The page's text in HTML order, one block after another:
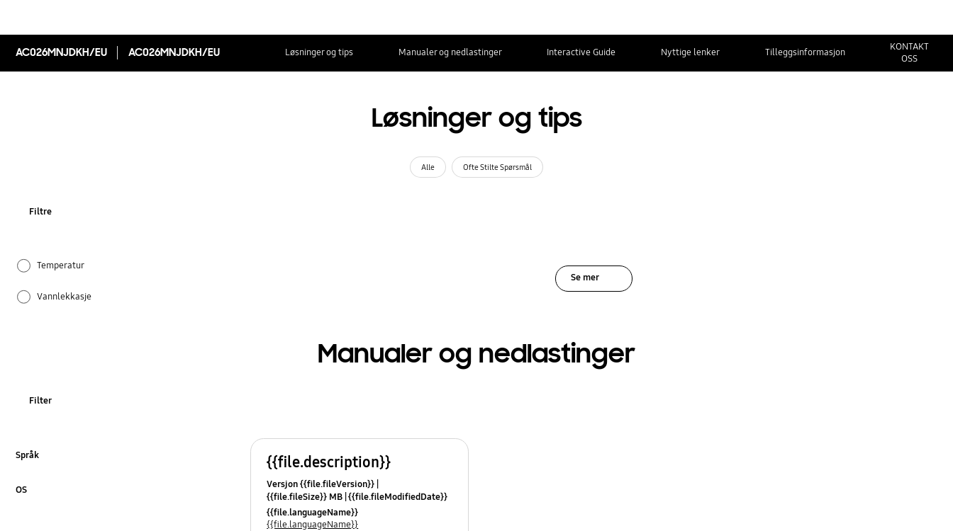
AC026MNJDKH/EU AC026MNJDKH/EU Løsninger og tips Manualer og nedlastinger Interactive Guide Nyttige lenker Tilleggsinformasjon
KONTAKT
OSS
Løsninger og tips
Alle Ofte Stilte Spørsmål
Filtre
Temperatur
Vannlekkasje
Se mer
Manualer og nedlastinger
Filter
Språk
OS
{{file.description}}
Versjon {{file.fileVersion}}
{{file.fileSize}} MB {{file.fileModifiedDate}}
{{file.osNames}}
{{file.languageName}}
{{file.languageName}}